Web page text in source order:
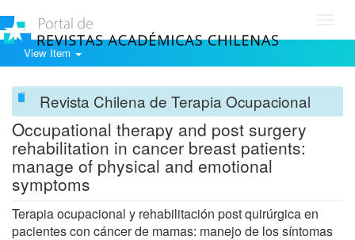
View Item
Revista Chilena de Terapia Ocupacional
Occupational therapy and post surgery
rehabilitation in cancer breast patients:
manage of physical and emotional
symptoms
Terapia ocupacional y rehabilitación post quirúrgica en
pacientes con cáncer de mamas: manejo de los síntomas